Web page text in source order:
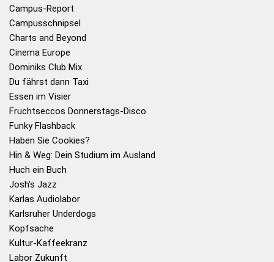
Campus-Report
Campusschnipsel
Charts and Beyond
Cinema Europe
Dominiks Club Mix
Du fährst dann Taxi
Essen im Visier
Fruchtseccos Donnerstags-Disco
Funky Flashback
Haben Sie Cookies?
Hin & Weg: Dein Studium im Ausland
Huch ein Buch
Josh's Jazz
Karlas Audiolabor
Karlsruher Underdogs
Kopfsache
Kultur-Kaffeekranz
Labor Zukunft